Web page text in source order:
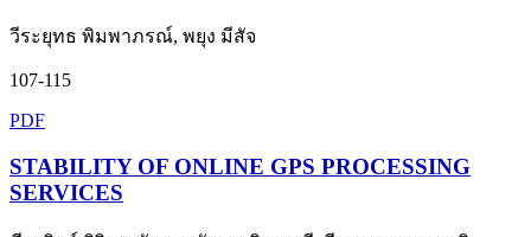
วีระยุทธ พิมพาภรณ์, พยุง มีสัจ
107-115
PDF
STABILITY OF ONLINE GPS PROCESSING
SERVICES